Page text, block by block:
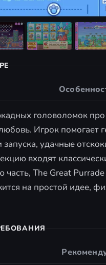
головоломок про
Игрок помогает
удачные
входят
The Great
на простой идее,